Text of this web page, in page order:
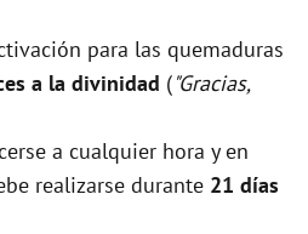
para las quemaduras
a la divinidad ("Gracias,
a cualquier hora y en
realizarse durante 21 días